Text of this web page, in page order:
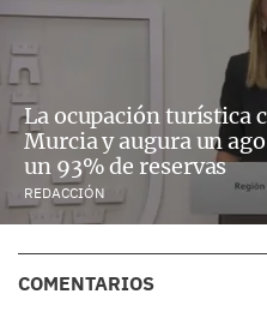
La ocupación turística
Murcia y augura un
un 93% de reservas
REDACCIÓN
COMENTARIOS